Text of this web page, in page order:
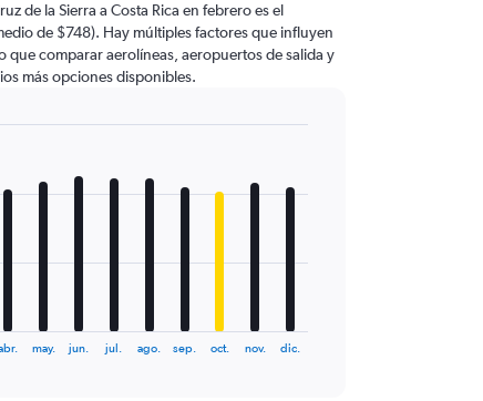
de la Sierra a Costa Rica en febrero es el
de $748). Hay múltiples factores que influyen
que comparar aerolíneas, aeropuertos de salida y
más opciones disponibles.
may. jun. jul. ago. sep. oct. nov. dic.